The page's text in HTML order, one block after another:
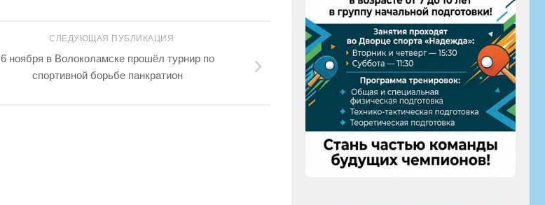
СЛЕДУЮЩАЯ ПУБЛИКАЦИЯ
6 ноября в Волоколамске прошёл турнир по
спортивной борьбе панкратион